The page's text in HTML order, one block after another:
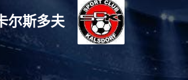
尔斯多夫